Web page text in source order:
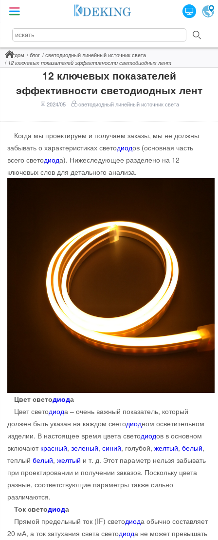
дом блог
светодиодный линейный источник света
12 ключевых показателей эффективности светодиодных лент
12 ключевых показателей
эффективности светодиодных лент
2024/05 светодиодный линейный источник света
Когда мы проектируем и получаем заказы, мы не должны
забывать о характеристиках светодиодов (основная часть
всего светодиода). Нижеследующее разделено на 12
ключевых слов для детального анализа.
Цвет светодиода
Цвет светодиода – очень важный показатель, который
должен быть указан на каждом светодиодном осветительном
изделии. В настоящее время цвета светодиодов в основном
включают красный, зеленый, синий, голубой, желтый, белый,
теплый белый, желтый и т. д. Этот параметр нельзя забывать
при проектировании и получении заказов. Поскольку цвета
разные, соответствующие параметры также сильно
различаются. ​
Ток светодиода
Прямой предельный ток (IF) светодиода обычно составляет
20 мА, а ток затухания света светодиода не может превышать